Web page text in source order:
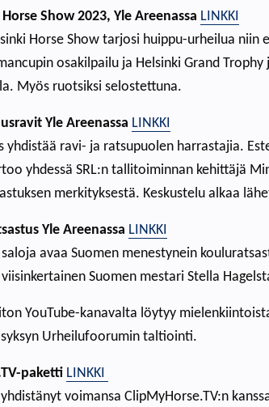
Show 2023, Yle Areenassa LINKKI
Horse Show tarjosi huippu-urheilua niin
osakilpailu ja Helsinki Grand
Myös ruotsiksi selostettuna.
Yle Areenassa LINKKI
yhdistää ravi- ja ratsupuolen harrastajia.
yhdessä SRL:n tallitoiminnan kehittäjä
merkityksestä. Keskustelu alkaa
Yle Areenassa LINKKI
avaa Suomen menestynein
Suomen mestari Stella
YouTube-kanavalta löytyy
syksyn Urheilufoorumin taltiointi.
paketti LINKKI
voimansa ClipMyHorse.TV:n